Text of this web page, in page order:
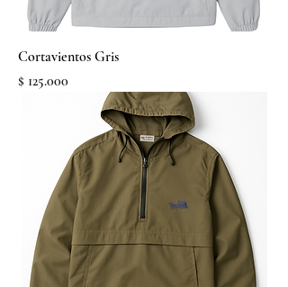
Cortavientos Gris
Precio
$ 125.000